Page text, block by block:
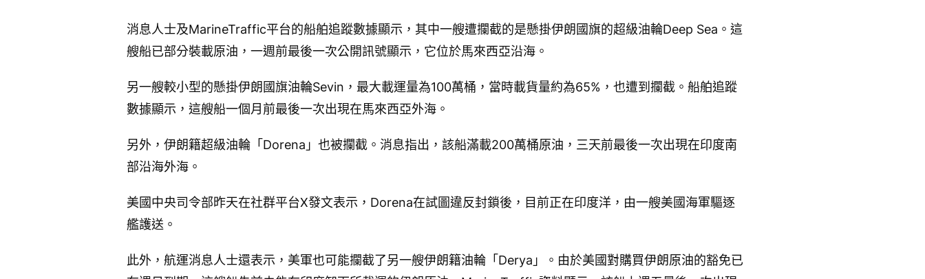
消息人士及MarineTraffic平台的船舶追蹤數據顯示，其中一艘遭攔截的是懸掛伊朗國旗的超級油輪Deep Sea。這
艘船已部分裝載原油，一週前最後一次公開訊號顯示，它位於馬來西亞沿海。
另一艘較小型的懸掛伊朗國旗油輪Sevin，最大載運量為100萬桶，當時載貨量約為65%，也遭到攔截。船舶追蹤
數據顯示，這艘船一個月前最後一次出現在馬來西亞外海。
另外，伊朗籍超級油輪「Dorena」也被攔截。消息指出，該船滿載200萬桶原油，三天前最後一次出現在印度南
部沿海外海。
美國中央司令部昨天在社群平台X發文表示，Dorena在試圖違反封鎖後，目前正在印度洋，由一艘美國海軍驅逐
艦護送。
此外，航運消息人士還表示，美軍也可能攔截了另一艘伊朗籍油輪「Derya」。由於美國對購買伊朗原油的豁免已